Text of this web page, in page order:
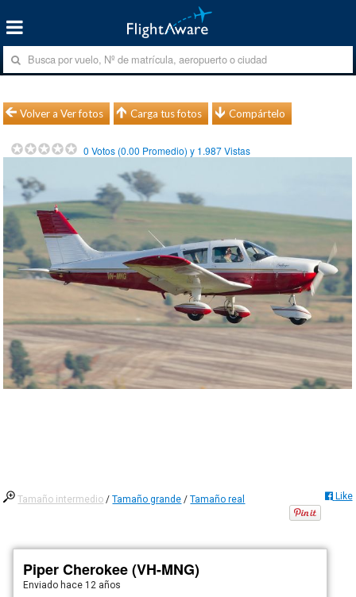
Volver a Ver fotos Carga tus fotos Compártelo
0 Votos (0.00 Promedio) y 1.987Vistas
Tamaño intermedio /Tamaño grande /Tamaño real Like
Piper Cherokee (VH-MNG)
Enviado hace 12 años